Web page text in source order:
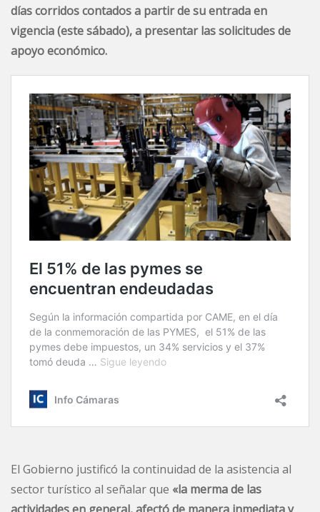
días corridos contados a partir de su entrada en
vigencia (este sábado), a presentar las solicitudes de
apoyo económico.
El Gobierno justificó la continuidad de la asistencia al
sector turístico al señalar que «la merma de las